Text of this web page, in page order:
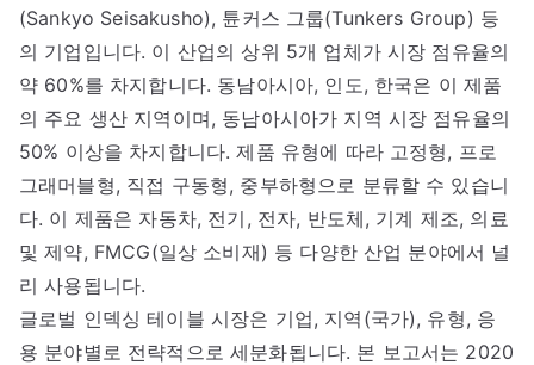
(Sankyo Seisakusho), 튠커스 그룹(Tunkers Group) 등
의 기업입니다. 이 산업의 상위 5개 업체가 시장 점유율의
약 60%를 차지합니다. 동남아시아, 인도, 한국은 이 제품
의 주요 생산 지역이며, 동남아시아가 지역 시장 점유율의
50% 이상을 차지합니다. 제품 유형에 따라 고정형, 프로
그래머블형, 직접 구동형, 중부하형으로 분류할 수 있습니
다. 이 제품은 자동차, 전기, 전자, 반도체, 기계 제조, 의료
및 제약, FMCG(일상 소비재) 등 다양한 산업 분야에서 널
리 사용됩니다.
글로벌 인덱싱 테이블 시장은 기업, 지역(국가), 유형, 응
용 분야별로 전략적으로 세분화됩니다. 본 보고서는 2020